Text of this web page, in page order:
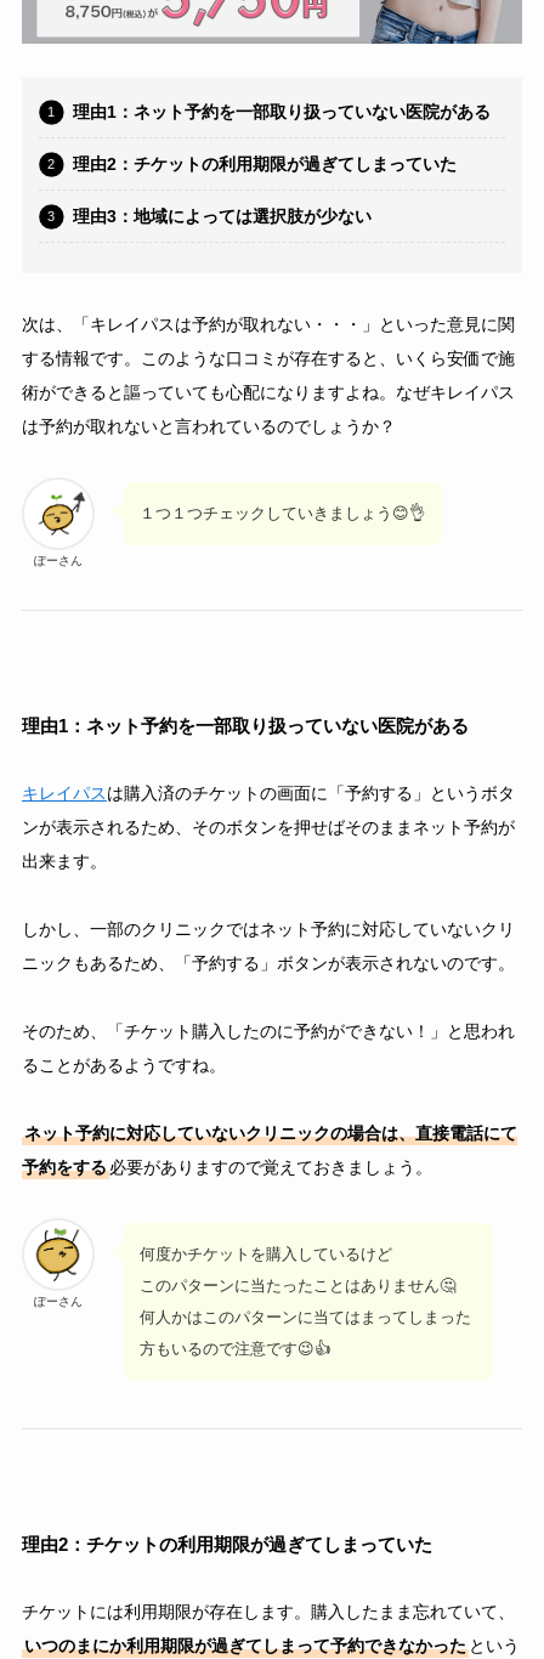
理由1：ネット予約を一部取り扱っていない医院がある
理由2：チケットの利用期限が過ぎてしまっていた
理由3：地域によっては選択肢が少ない
次は、「キレイパスは予約が取れない・・・」といった意見に関
する情報です。このような口コミが存在すると、いくら安価で施
術ができると謳っていても心配になりますよね。なぜキレイパス
は予約が取れないと言われているのでしょうか？
ぽーさん
１つ１つチェックしていきましょう😊👌
理由1：ネット予約を一部取り扱っていない医院がある
キレイパスは購入済のチケットの画面に「予約する」というボタ
ンが表示されるため、そのボタンを押せばそのままネット予約が
出来ます。
しかし、一部のクリニックではネット予約に対応していないクリ
ニックもあるため、「予約する」ボタンが表示されないのです。
そのため、「チケット購入したのに予約ができない！」と思われ
ることがあるようですね。
ネット予約に対応していないクリニックの場合は、直接電話にて
予約をする必要がありますので覚えておきましょう。
ぽーさん
何度かチケットを購入しているけど
このパターンに当たったことはありません🤔
何人かはこのパターンに当てはまってしまった
方もいるので注意です😉👍
理由2：チケットの利用期限が過ぎてしまっていた
チケットには利用期限が存在します。購入したまま忘れていて、
いつのまにか利用期限が過ぎてしまって予約できなかったという